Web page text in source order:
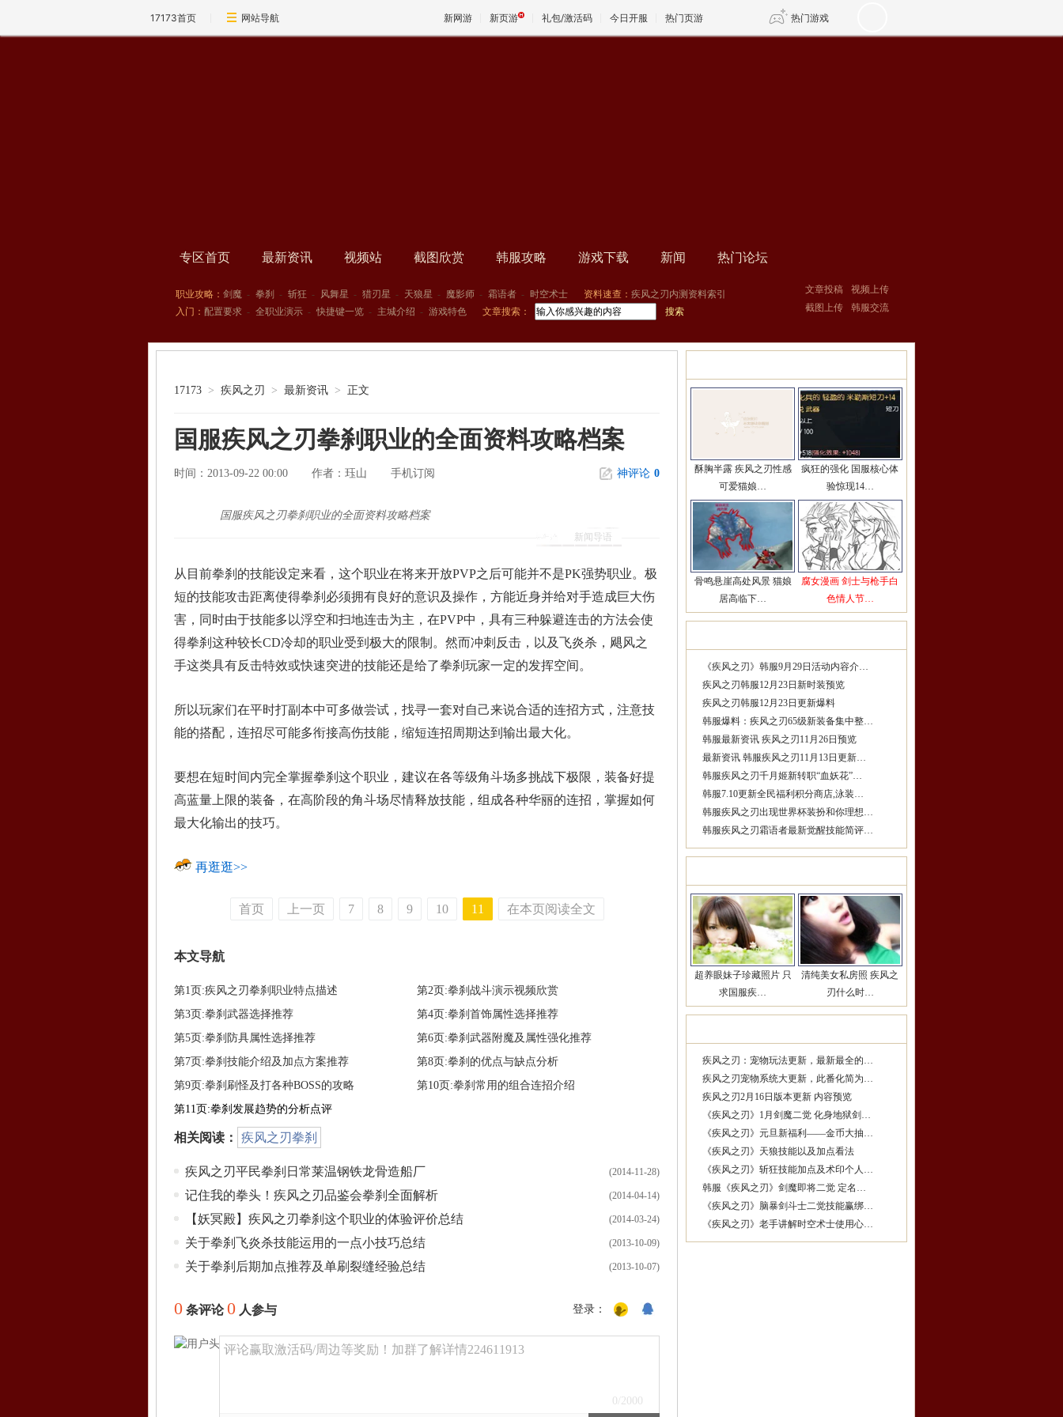
17173首页 网站导航 新网游 新页游 礼包/激活码 今日开服 热门页游 热门游戏
专区首页 最新资讯 视频站 截图欣赏 韩服攻略 游戏下载 新闻 热门论坛
职业攻略： 剑魔 - 拳刹 - 斩狂 - 风舞星 - 猎刃星 - 天狼星 - 魔影师 - 霜语者 - 时空术士 资料速查： 疾风之刃内测资料索引
入门： 配置要求 - 全职业演示 - 快捷键一览 - 主城介绍 - 游戏特色 文章搜索：
文章投稿
视频上传
截图上传
韩服交流
17173 > 疾风之刃 > 最新资讯 > 正文
国服疾风之刃拳刹职业的全面资料攻略档案
时间：2013-09-22 00:00 作者： 珏山 手机订阅 神评论 0
新闻导语
国服疾风之刃拳刹职业的全面资料攻略档案
从目前拳刹的技能设定来看，这个职业在将来开放PVP之后可能并不是PK强势职业。极
短的技能攻击距离使得拳刹必须拥有良好的意识及操作，方能近身并给对手造成巨大伤
害，同时由于技能多以浮空和扫地连击为主，在PVP中，具有三种躲避连击的方法会使
得拳刹这种较长CD冷却的职业受到极大的限制。然而冲刺反击，以及飞炎杀，飓风之
手这类具有反击特效或快速突进的技能还是给了拳刹玩家一定的发挥空间。
所以玩家们在平时打副本中可多做尝试，找寻一套对自己来说合适的连招方式，注意技
能的搭配，连招尽可能多衔接高伤技能，缩短连招周期达到输出最大化。
要想在短时间内完全掌握拳刹这个职业，建议在各等级角斗场多挑战下极限，装备好提
高蓝量上限的装备，在高阶段的角斗场尽情释放技能，组成各种华丽的连招，掌握如何
最大化输出的技巧。
再逛逛>>
首页 上一页 7 8 9 10 11 在本页阅读全文
本文导航
第1页:疾风之刃拳刹职业特点描述
第3页:拳刹武器选择推荐
第5页:拳刹防具属性选择推荐
第7页:拳刹技能介绍及加点方案推荐
第9页:拳刹刷怪及打各种BOSS的攻略
第11页:拳刹发展趋势的分析点评
第2页:拳刹战斗演示视频欣赏
第4页:拳刹首饰属性选择推荐
第6页:拳刹武器附魔及属性强化推荐
第8页:拳刹的优点与缺点分析
第10页:拳刹常用的组合连招介绍
相关阅读： 疾风之刃拳刹
(2014-11-28)
疾风之刃平民拳刹日常莱温钢铁龙骨造船厂
(2014-04-14)
记住我的拳头！疾风之刃品鉴会拳刹全面解析
(2014-03-24)
【妖冥殿】疾风之刃拳刹这个职业的体验评价总结
(2013-10-09)
关于拳刹飞炎杀技能运用的一点小技巧总结
(2013-10-07)
关于拳刹后期加点推荐及单刷裂缝经验总结
0 条评论0 人参与 登录：
评论赢取激活码/周边等奖励！加群了解详情224611913
0 /2000
酥胸半露 疾风之刃性感
可爱猫娘…
疯狂的强化 国服核心体
验惊现14…
骨鸣悬崖高处风景 猫娘
居高临下…
腐女漫画 剑士与枪手白
色情人节…
《疾风之刃》韩服9月29日活动内容介…
疾风之刃韩服12月23日新时装预览
疾风之刃韩服12月23日更新爆料
韩服爆料：疾风之刃65级新装备集中整…
韩服最新资讯 疾风之刃11月26日预览
最新资讯 韩服疾风之刃11月13日更新…
韩服疾风之刃千月姬新转职“血妖花”…
韩服7.10更新全民福利积分商店,泳装…
韩服疾风之刃出现世界杯装扮和你理想…
韩服疾风之刃霜语者最新觉醒技能简评…
超养眼妹子珍藏照片 只
求国服疾…
清纯美女私房照 疾风之
刃什么时…
疾风之刃：宠物玩法更新，最新最全的…
疾风之刃宠物系统大更新，此番化简为…
疾风之刃2月16日版本更新 内容预览
《疾风之刃》1月剑魔二觉 化身地狱剑…
《疾风之刃》元旦新福利——金币大抽…
《疾风之刃》天狼技能以及加点看法
《疾风之刃》斩狂技能加点及术印个人…
韩服《疾风之刃》剑魔即将二觉 定名…
《疾风之刃》脑暴剑斗士二觉技能赢绑…
《疾风之刃》老手讲解时空术士使用心…